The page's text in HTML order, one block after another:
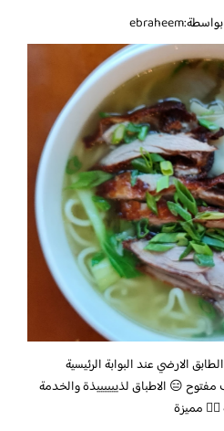
بواسطة:ebraheem
الارضي عند البوابة الرئيسية
😑 الاطباق لذييييييذة والخدمة
مميزة